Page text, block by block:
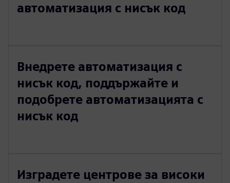
автоматизация с нисък код
Внедрете автоматизация с
нисък код, поддържайте и
подобрете автоматизацията с
нисък код
Изградете центрове за високи